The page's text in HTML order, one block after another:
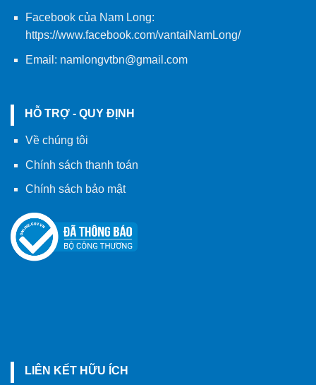
Facebook của Nam Long:
https://www.facebook.com/vantaiNamLong/
Email: namlongvtbn@gmail.com
HỖ TRỢ - QUY ĐỊNH
Về chúng tôi
Chính sách thanh toán
Chính sách bảo mật
LIÊN KẾT HỮU ÍCH